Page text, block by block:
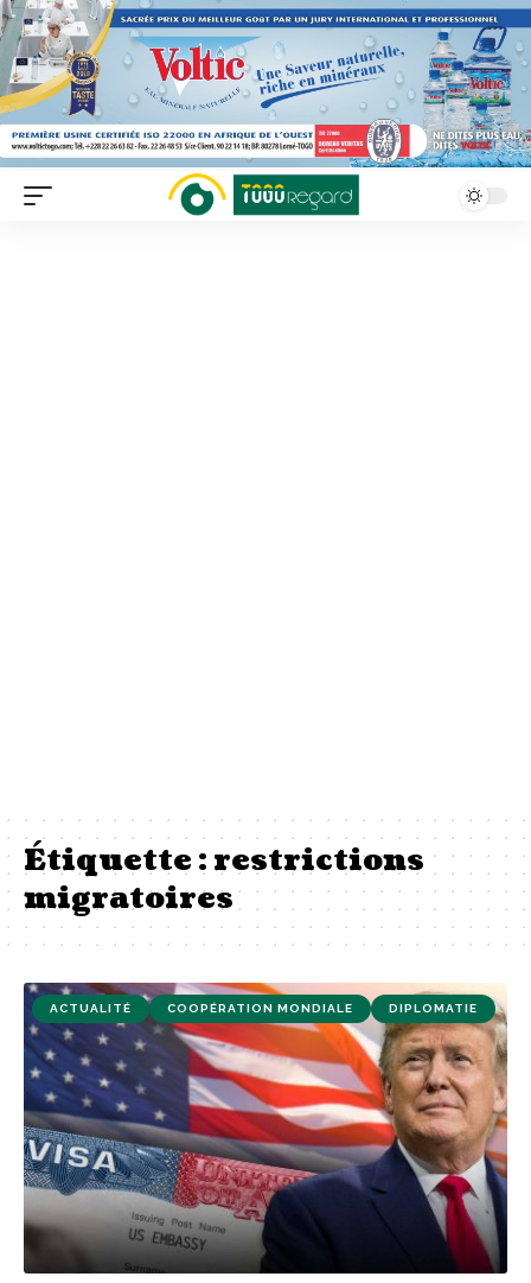
Étiquette :restrictions
migratoires
ACTUALITÉ COOPÉRATION MONDIALE DIPLOMATIE